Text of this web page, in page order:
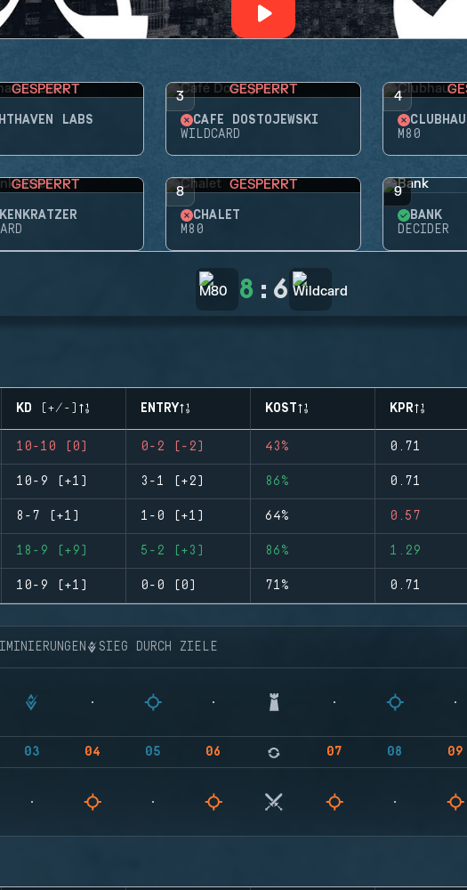
GESPERRT
LABS
3 GESPERRT
CAFÉ DOSTOJEWSKI
WILDCARD
4
M80
GESPERRT 8 GESPERRT
CHALET
M80
9
BANK
DECIDER
8 : 6
KD (+/-) ENTRY KOST KPR
10-10 (0) 0-2 (-2) 43% 0.71
10-9 (+1) 3-1 (+2) 86% 0.71
8-7 (+1) 1-0 (+1) 64% 0.57
18-9 (+9) 5-2 (+3) 86% 1.29
10-9 (+1) 0-0 (0) 71% 0.71
SIEG DURCH ZIELE
03 04 05 06 07 08 09